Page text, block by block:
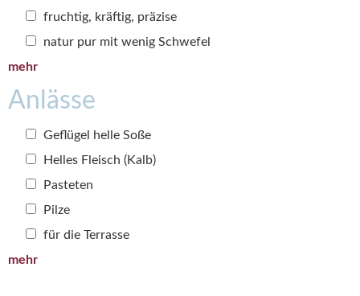
fruchtig, kräftig, präzise
natur pur mit wenig Schwefel
mehr
Anlässe
Geflügel helle Soße
Helles Fleisch (Kalb)
Pasteten
Pilze
für die Terrasse
mehr